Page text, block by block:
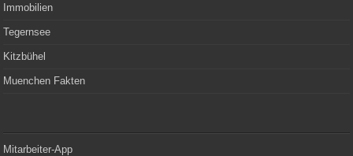
Immobilien
Tegernsee
Kitzbühel
Muenchen Fakten
Mitarbeiter-App